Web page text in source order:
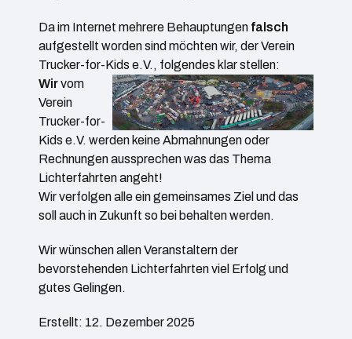
Da im Internet mehrere Behauptungen falsch
aufgestellt worden sind möchten wir, der Verein
Trucker-for-Kids e.V., folgendes klar stellen:
Wirvom
Verein
Trucker-for-
Kids e.V. werden keine Abmahnungen oder
Rechnungen aussprechen was das Thema
Lichterfahrten angeht!
Wir verfolgen alle ein gemeinsames Ziel und das
soll auch in Zukunft so bei behalten werden.
Wir wünschen allen Veranstaltern der
bevorstehenden Lichterfahrten viel Erfolg und
gutes Gelingen.
Erstellt: 12. Dezember 2025